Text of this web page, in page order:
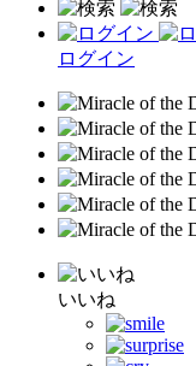
ログイン
いいね